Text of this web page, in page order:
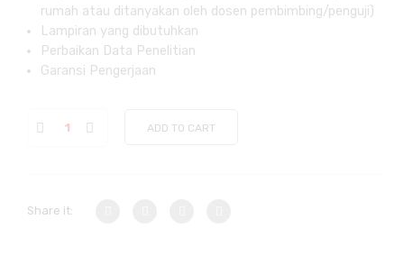
rumah atau ditanyakan oleh dosen pembimbing/penguji)
Lampiran yang dibutuhkan
Perbaikan Data Penelitian
Garansi Pengerjaan
ADD TO CART
Share it: